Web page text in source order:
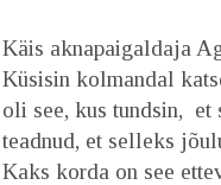
Käis aknapaigaldaja
Küsisin kolmandal
oli see, kus tundsin, et
teadnud, et selleks
Kaks korda on see